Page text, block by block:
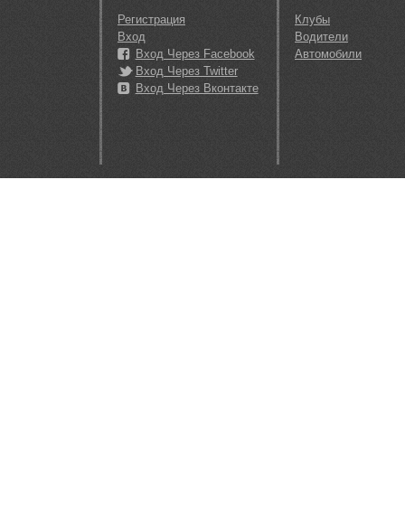
Регистрация
Вход
Вход Через Facebook
Вход Через Twitter
Вход Через Вконтакте
Клубы
Водители
Автомобили